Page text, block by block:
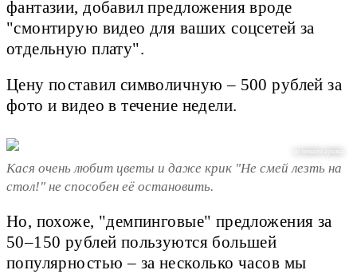
фантазии, добавил предложения вроде
"смонтирую видео для ваших соцсетей за
отдельную плату".
Цену поставил символичную – 500 рублей за
фото и видео в течение недели.
из личного архива
Кася очень любит цветы и даже крик "Не смей лезть на
стол!" не способен её остановить.
Но, похоже, "демпинговые" предложения за
50–150 рублей пользуются большей
популярностью – за несколько часов мы